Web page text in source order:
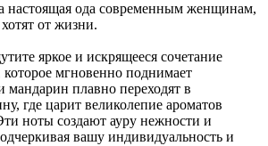
настоящая ода современным женщинам,
от жизни.
яркое и искрящееся сочетание
мгновенно поднимает
мандарин плавно переходят в
где царит великолепие ароматов
ноты создают ауру нежности и
вашу индивидуальность и